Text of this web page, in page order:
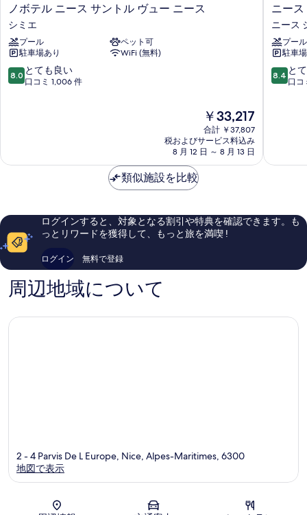
る
真
を
表
示
ノ
ボ
テ
ル
ニ
ー
ス
ー
シ
ミ
エ
ノボテル ニース サントル ヴュー ニース
シミエ
プール
ペット可
駐車場あり
WiFi (無料)
10
段
良
ミ
1,006
件
件
の
口
コ
8.0 とても良い
口コミ 1,006 件
現
在
の
料
金
￥33,217
合計 ￥37,807
税およびサービス料込み
8 月 12 日 ～ 8 月 13 日
ニ
ー
ス
セ
ン
タ
ー
シ
ン
タ
ニー
ニース
プール
駐車
10
段
良
ミ
818
の
8.4 と
口コ
類似施設を比較
ログインすると、対象となる割引や特典を確認できます。も
っとリワードを獲得して、もっと旅を満喫 !
ログイン 無料で登録
周辺地域について
地図
2 - 4 Parvis De L Europe, Nice, Alpes-Maritimes, 6300
地図で表示